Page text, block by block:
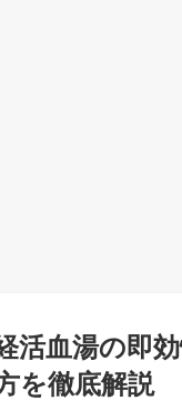
活血湯の即
を徹底解説